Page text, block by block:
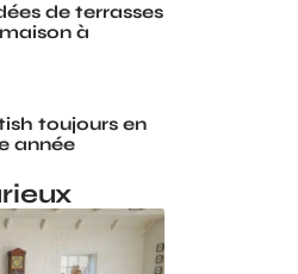
de terrasses
à
toujours en
année